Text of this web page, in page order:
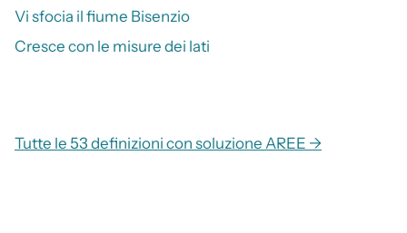
Vi sfocia il fiume Bisenzio
Cresce con le misure dei lati
Tutte le 53 definizioni con soluzione AREE →